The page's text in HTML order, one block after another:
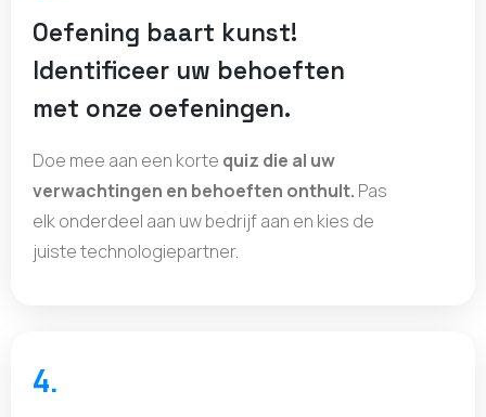
Oefening baart kunst!
Identificeer uw behoeften
met onze oefeningen.
Doe mee aan een korte quiz die al uw
verwachtingen en behoeften onthult. Pas
elk onderdeel aan uw bedrijf aan en kies de
juiste technologiepartner.
4.